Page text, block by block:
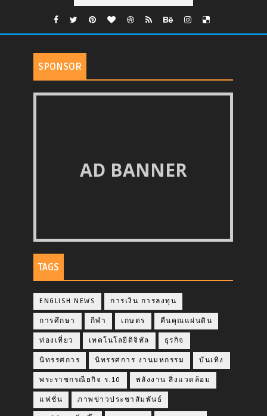
SPONSOR
AD BANNER
TAGS
ENGLISH NEWS การเงิน การลงทุน
การศึกษา กีฬา เกษตร คืนคุณแผ่นดิน
ท่องเที่ยว เทคโนโลยีดิจิทัล ธุรกิจ
นิทรรศการ นิทรรศการ งานมหกรรม บันเทิง
พระราชกรณียกิจ ร.10 พลังงาน สิ่งแวดล้อม
แฟชั่น ภาพข่าวประชาสัมพันธ์